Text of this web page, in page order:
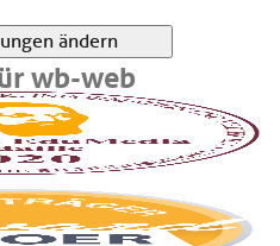
ändern
wb-web